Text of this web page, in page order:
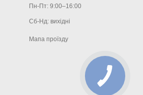
Пн-Пт: 9:00–16:00
Сб-Нд: вихідні
Мапа проїзду